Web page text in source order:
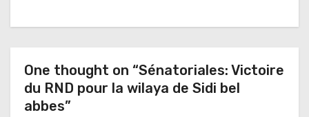
t
o
One thought on “Sénatoriales: Victoire
du RND pour la wilaya de Sidi bel
abbes”